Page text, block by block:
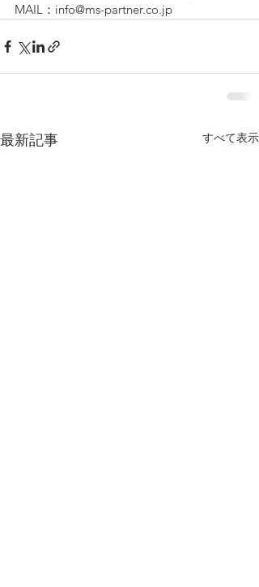
MAIL：info@ms-partner.co.jp
最新記事 すべて表示